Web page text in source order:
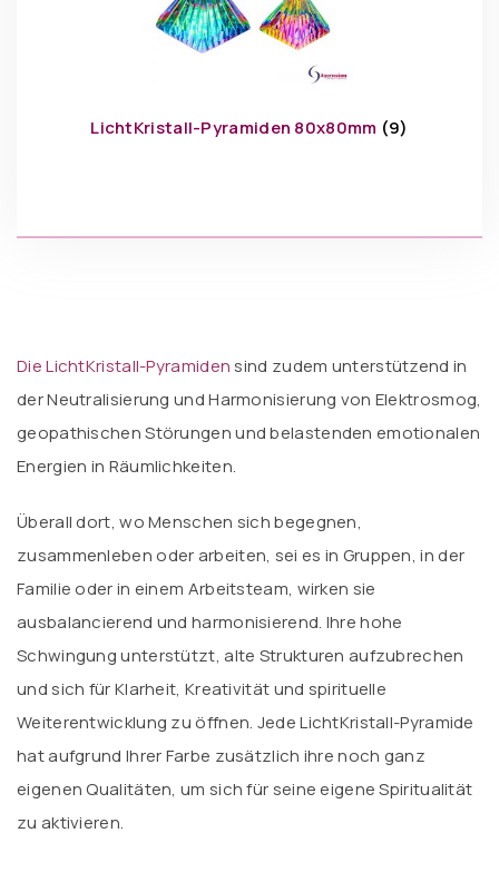
LichtKristall-Pyramiden 80x80mm (9)
Die LichtKristall-Pyramidensind zudem unterstützend in
der Neutralisierung und Harmonisierung von Elektrosmog,
geopathischen Störungen und belastenden emotionalen
Energien in Räumlichkeiten.
Überall dort, wo Menschen sich begegnen,
zusammenleben oder arbeiten, sei es in Gruppen, in der
Familie oder in einem Arbeitsteam, wirken sie
ausbalancierend und harmonisierend. Ihre hohe
Schwingung unterstützt, alte Strukturen aufzubrechen
und sich für Klarheit, Kreativität und spirituelle
Weiterentwicklung zu öffnen. Jede LichtKristall-Pyramide
hat aufgrund Ihrer Farbe zusätzlich ihre noch ganz
eigenen Qualitäten, um sich für seine eigene Spiritualität
zu aktivieren.